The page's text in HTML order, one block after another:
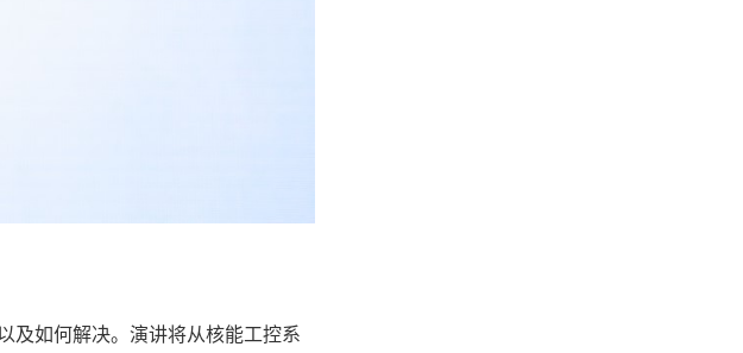
及如何解决。演讲将从核能工控系